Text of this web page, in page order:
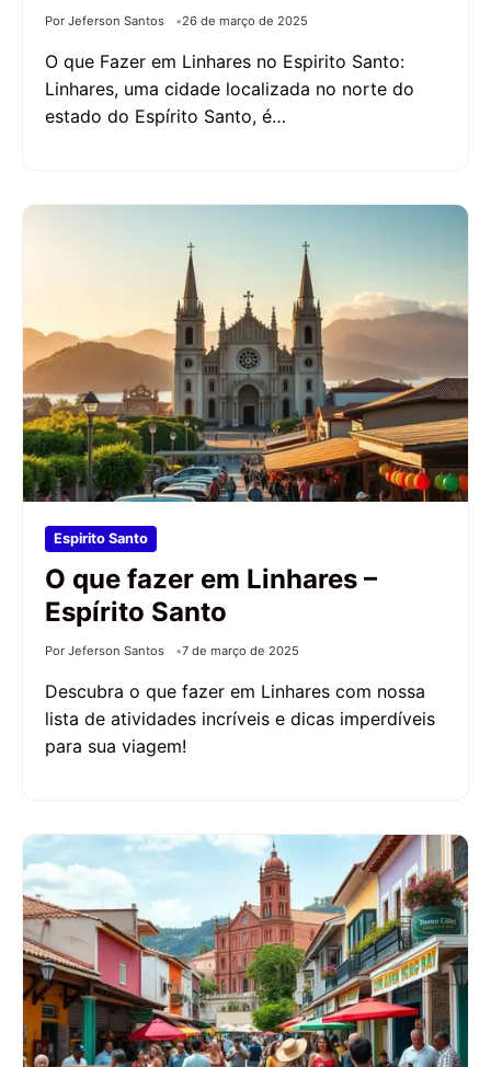
Por Jeferson Santos 26 de março de 2025
O que Fazer em Linhares no Espirito Santo:
Linhares, uma cidade localizada no norte do
estado do Espírito Santo, é…
Espirito Santo
O que fazer em Linhares –
Espírito Santo
Por Jeferson Santos 7 de março de 2025
Descubra o que fazer em Linhares com nossa
lista de atividades incríveis e dicas imperdíveis
para sua viagem!